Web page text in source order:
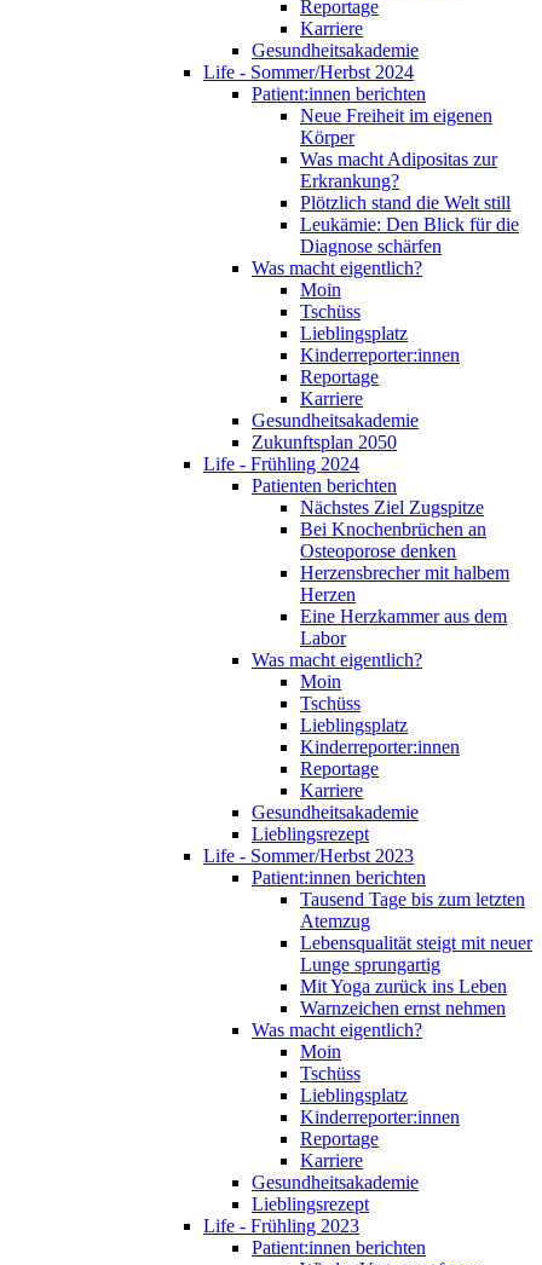
Reportage
Karriere
Gesundheitsakademie
Life - Sommer/Herbst 2024
Patient:innen berichten
Neue Freiheit im eigenen
Körper
Was macht Adipositas zur
Erkrankung?
Plötzlich stand die Welt still
Leukämie: Den Blick für die
Diagnose schärfen
Was macht eigentlich?
Moin
Tschüss
Lieblingsplatz
Kinderreporter:innen
Reportage
Karriere
Gesundheitsakademie
Zukunftsplan 2050
Life - Frühling 2024
Patienten berichten
Nächstes Ziel Zugspitze
Bei Knochenbrüchen an
Osteoporose denken
Herzensbrecher mit halbem
Herzen
Eine Herzkammer aus dem
Labor
Was macht eigentlich?
Moin
Tschüss
Lieblingsplatz
Kinderreporter:innen
Reportage
Karriere
Gesundheitsakademie
Lieblingsrezept
Life - Sommer/Herbst 2023
Patient:innen berichten
Tausend Tage bis zum letzten
Atemzug
Lebensqualität steigt mit neuer
Lunge sprungartig
Mit Yoga zurück ins Leben
Warnzeichen ernst nehmen
Was macht eigentlich?
Moin
Tschüss
Lieblingsplatz
Kinderreporter:innen
Reportage
Karriere
Gesundheitsakademie
Lieblingsrezept
Life - Frühling 2023
Patient:innen berichten